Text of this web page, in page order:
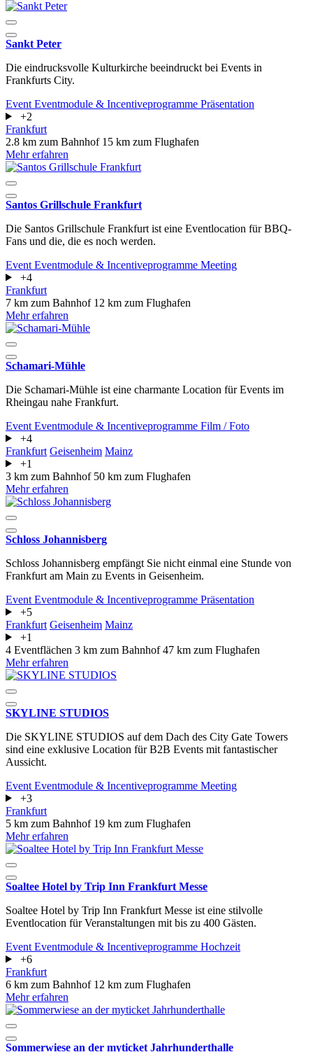
Sankt Peter
Die eindrucksvolle Kulturkirche beeindruckt bei Events in
Frankfurts City.
Event Eventmodule & Incentiveprogramme Präsentation
+2
Frankfurt
2.8 km zum Bahnhof 15 km zum Flughafen
Mehr erfahren
Santos Grillschule Frankfurt
Die Santos Grillschule Frankfurt ist eine Eventlocation für BBQ-
Fans und die, die es noch werden.
Event Eventmodule & Incentiveprogramme Meeting
+4
Frankfurt
7 km zum Bahnhof 12 km zum Flughafen
Mehr erfahren
Schamari-Mühle
Die Schamari-Mühle ist eine charmante Location für Events im
Rheingau nahe Frankfurt.
Event Eventmodule & Incentiveprogramme Film / Foto
+4
Frankfurt Geisenheim Mainz
+1
3 km zum Bahnhof 50 km zum Flughafen
Mehr erfahren
Schloss Johannisberg
Schloss Johannisberg empfängt Sie nicht einmal eine Stunde von
Frankfurt am Main zu Events in Geisenheim.
Event Eventmodule & Incentiveprogramme Präsentation
+5
Frankfurt Geisenheim Mainz
+1
4 Eventflächen 3 km zum Bahnhof47 km zum Flughafen
Mehr erfahren
SKYLINE STUDIOS
Die SKYLINE STUDIOS auf dem Dach des City Gate Towers
sind eine exklusive Location für B2B Events mit fantastischer
Aussicht.
Event Eventmodule & Incentiveprogramme Meeting
+3
Frankfurt
5 km zum Bahnhof 19 km zum Flughafen
Mehr erfahren
Soaltee Hotel by Trip Inn Frankfurt Messe
Soaltee Hotel by Trip Inn Frankfurt Messe ist eine stilvolle
Eventlocation für Veranstaltungen mit bis zu 400 Gästen.
Event Eventmodule & Incentiveprogramme Hochzeit
+6
Frankfurt
6 km zum Bahnhof 12 km zum Flughafen
Mehr erfahren
Sommerwiese an der myticket Jahrhunderthalle